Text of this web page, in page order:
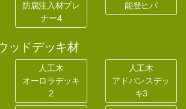
防腐注入材プレ
ナー4
能登ヒバ
ッドデッキ材
人工木
オーロラデッキ
2
人工木
アドバンスデッ
キ3